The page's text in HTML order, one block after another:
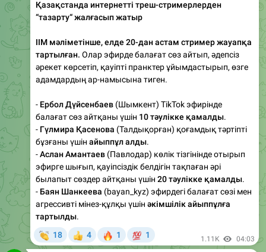
ІІМ мәліметінше, елде 20-дан астам стример жауапқа
әрекет көрсетіп, қауіпті пранктер ұйымдастырып, өзге
адамдардың ар-намысына тиген.
-Ербол Дүйсенбаев(Шымкент) TikTok эфирінде
- Гүлмира Қасенова (Талдықорған) қоғамдық тәртіпті
бұзғаны үшінайыппұл алды.
- Аслан Амантаев(Павлодар) көлік тізгінінде отырып
эфирге шығып, қауіпсіздік белдігін тақпаған әрі
былапыт сөздер айтқаны үшін20 тәулікке қамалды.
-Баян Шанкеева(bayan_kyz) эфирдегі балағат сөзі мен
агрессивті мінез-құлқы үшінәкімшілік айыппұлға
тартылды.
18 4
🔥
1
💯
1
Tengri.kz
Анасы қайтыс болған қазақстандық ерекше талап